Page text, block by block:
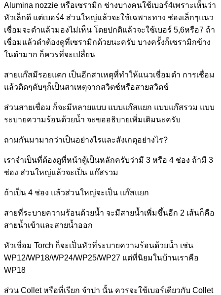
Alumina nozzie หรือเซรามิก ช่างบางคนใช้เบอร์4เพราะเห็นว่า
หัวเล็กดี แต่เบอร์4 ส่วนใหญ่แล้วจะใช้เฉพาะทาง ช่องเล็กๆแนว
เชื่อมจะดำแล้วมองไม่เห็น โดยปกติแล้วจะใช้เบอร์ 5,6หรือ7 ถ้า
เชื่อมแล้วดำต้องดูที่เซรามิกด้วยนะครับ บางครั้งก็เซรามิกข้าง
ในดำมาก ก็ควรที่จะเปลื่ยน
สายแก๊สมีรอยแตก เป็นอีกสาเหตุที่ทำให้แนวเชื่อมดำ การเชื่อม
แล้วติดๆดับๆก็เป็นสาเหตุจากสวิตช์หรือสายสวิตช์
ส่วนสายเชื่อม ก็จะมีหลายแบบ แบบแก๊สแยก แบบแก๊สรวม แบบ
ระบายความร้อนด้วยน้ำ จะขออธิบายเพิ่มเติมนะครับ
ถามกันมามากว่าเป็นอย่างไรและสังเกตุอย่างไร?
เราจำเป็นที่ต้องดูที่หน้าตู้เป็นหลักครับว่ามี 3 หรือ 4 ช่อง ถ้ามี 3
ช่อง ส่วนใหญ่แล้วจะเป็น แก๊สรวม
ถ้าเป็น 4 ช่อง แล้วส่วนใหญ่จะเป็น แก๊สแยก
สายที่ระบายความร้อนด้วยน้ำ จะมีสายน้ำเพิ่มขึ้นอีก 2 เส้นก็คือ
สายน้ำเข้าและสายน้ำออก
หัวเชื่อม Torch ก็จะเป็นหัวที่ระบายความร้อนด้วยน้ำ เช่น
WP12/WP18/WP24/WP25/WP27 แต่ที่นิยมในบ้านเราคือ
WP18
ส่วน Collet หรือที่เรียก จำปา นั้น ควรจะใช้เบอร์เดียวกับ Collet